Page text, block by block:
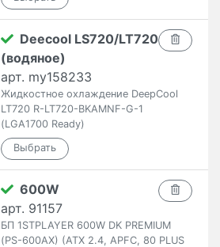
Deecool LS720/LT720
(водяное)
арт. my158233
Жидкостное охлаждение DeepCool
LT720 R-LT720-BKAMNF-G-1
(LGA1700 Ready)
600W
арт. 91157
БП 1STPLAYER 600W DK PREMIUM
(PS-600AX) (ATX 2.4, APFC, 80 PLUS